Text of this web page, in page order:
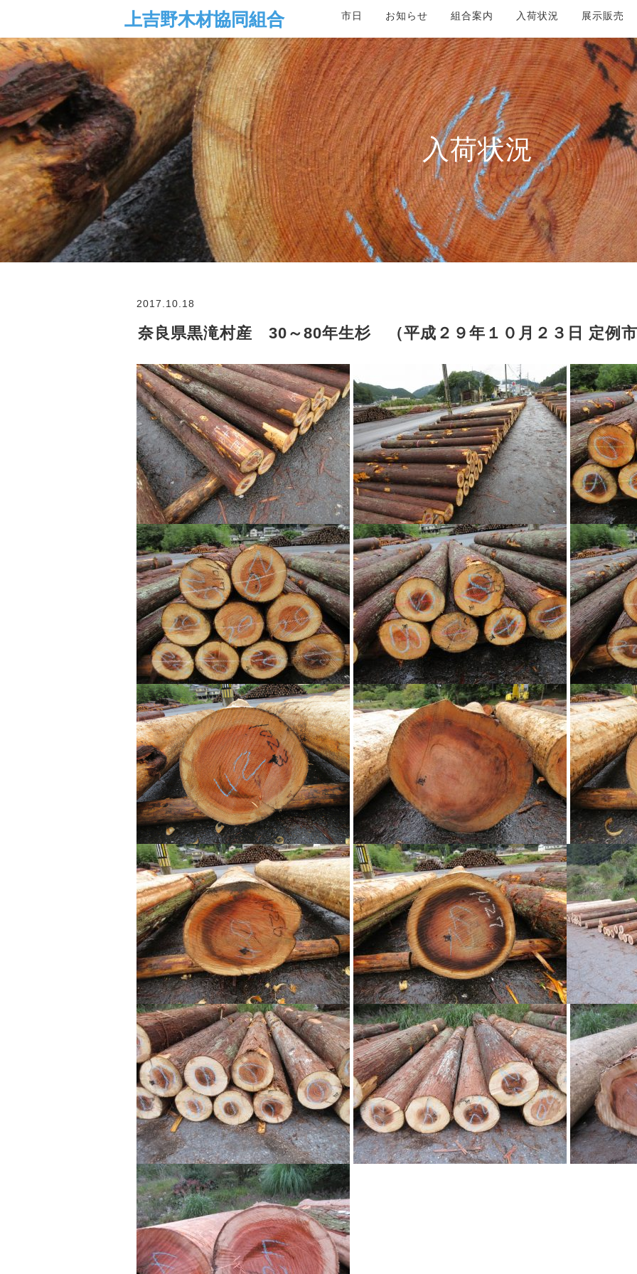
市日 お知らせ 組合案内 入荷状況 展示販売
入荷状況
2017.10.18
奈良県黒滝村産 30～80年生杉 （平成２９年１０月２３日 定例